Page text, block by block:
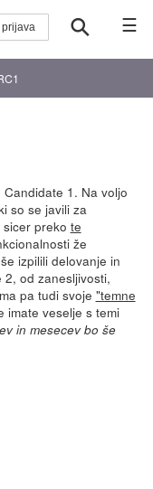
☰
1. Na voljo
so se javili za
preko te
že
izpilili delovanje in
od zanesljivosti,
pa tudi svoje "temne
imate veselje s temi
in mesecev bo še